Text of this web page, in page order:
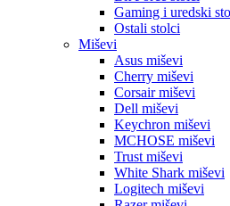
Gaming i uredski
Ostali stolci
Miševi
Asus miševi
Cherry miševi
Corsair miševi
Dell miševi
Keychron miševi
MCHOSE miševi
Trust miševi
White Shark miševi
Logitech miševi